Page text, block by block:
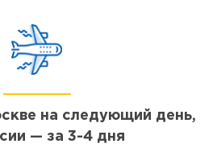
на следующий день,
— за 3-4 дня